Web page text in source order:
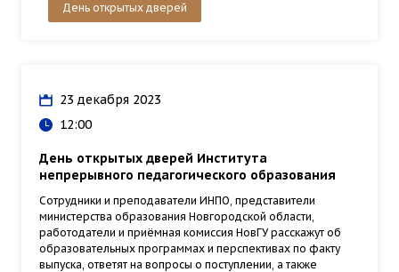
День открытых дверей
23 декабря 2023
12:00
День открытых дверей Института
непрерывного педагогического образования
Сотрудники и преподаватели ИНПО, представители
министерства образования Новгородской области,
работодатели и приёмная комиссия НовГУ расскажут об
образовательных программах и перспективах по факту
выпуска, ответят на вопросы о поступлении, а также